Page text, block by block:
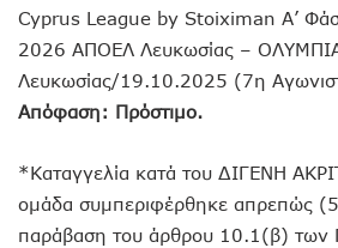
Cyprus League by Stoiximan Α’
2026 ΑΠΟΕΛ Λευκωσίας –
Λευκωσίας/19.10.2025 (7η
Απόφαση: Πρόστιμο.
*Καταγγελία κατά του ΔΙΓΕΝΗ
ομάδα συμπεριφέρθηκε απρεπώς
παράβαση του άρθρου 10.1(β) των